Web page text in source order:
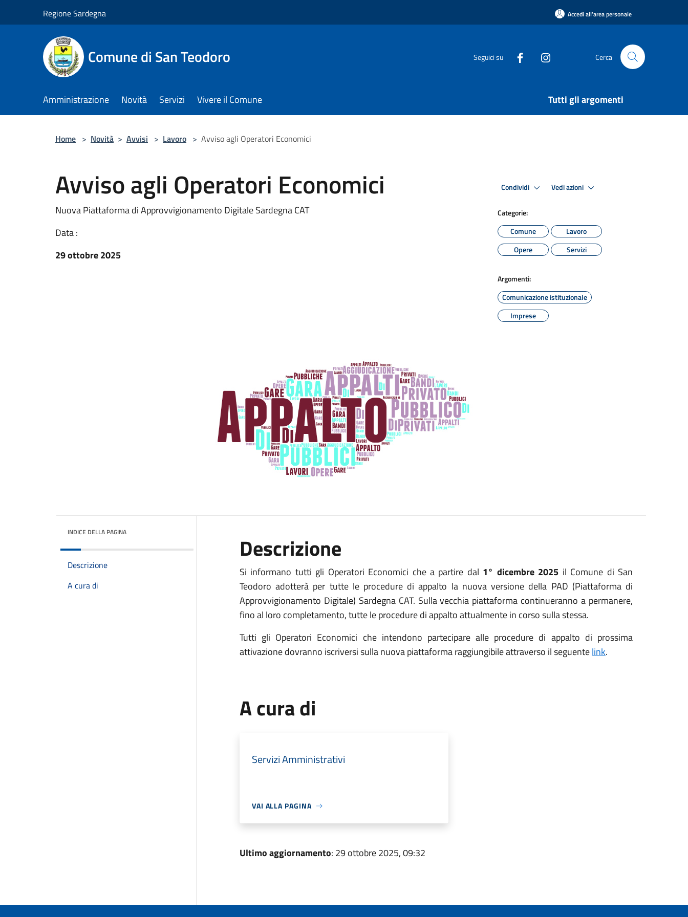
Regione Sardegna Accedi all'area personale
Comune di San Teodoro Seguici su Cerca
Amministrazione Novità Servizi Vivere il Comune Tutti gli argomenti
Home > Novità > Avvisi > Lavoro > Avviso agli Operatori Economici
Avviso agli Operatori Economici
Nuova Piattaforma di Approvvigionamento Digitale Sardegna CAT
Data :
29 ottobre 2025
Condividi Vedi azioni
Categorie:
Comune
Lavoro
Opere
Servizi
Argomenti:
Comunicazione istituzionale
Imprese
INDICE DELLA PAGINA
Descrizione
A cura di
Descrizione
Si informano tutti gli Operatori Economici che a partire dal 1° dicembre 2025 il Comune di San
Teodoro adotterà per tutte le procedure di appalto la nuova versione della PAD (Piattaforma di
Approvvigionamento Digitale) Sardegna CAT. Sulla vecchia piattaforma continueranno a permanere,
fino al loro completamento, tutte le procedure di appalto attualmente in corso sulla stessa.
Tutti gli Operatori Economici che intendono partecipare alle procedure di appalto di prossima
attivazione dovranno iscriversi sulla nuova piattaforma raggiungibile attraverso il seguentelink.
A cura di
Servizi Amministrativi
VAI ALLA PAGINA
Ultimo aggiornamento: 29 ottobre 2025, 09:32